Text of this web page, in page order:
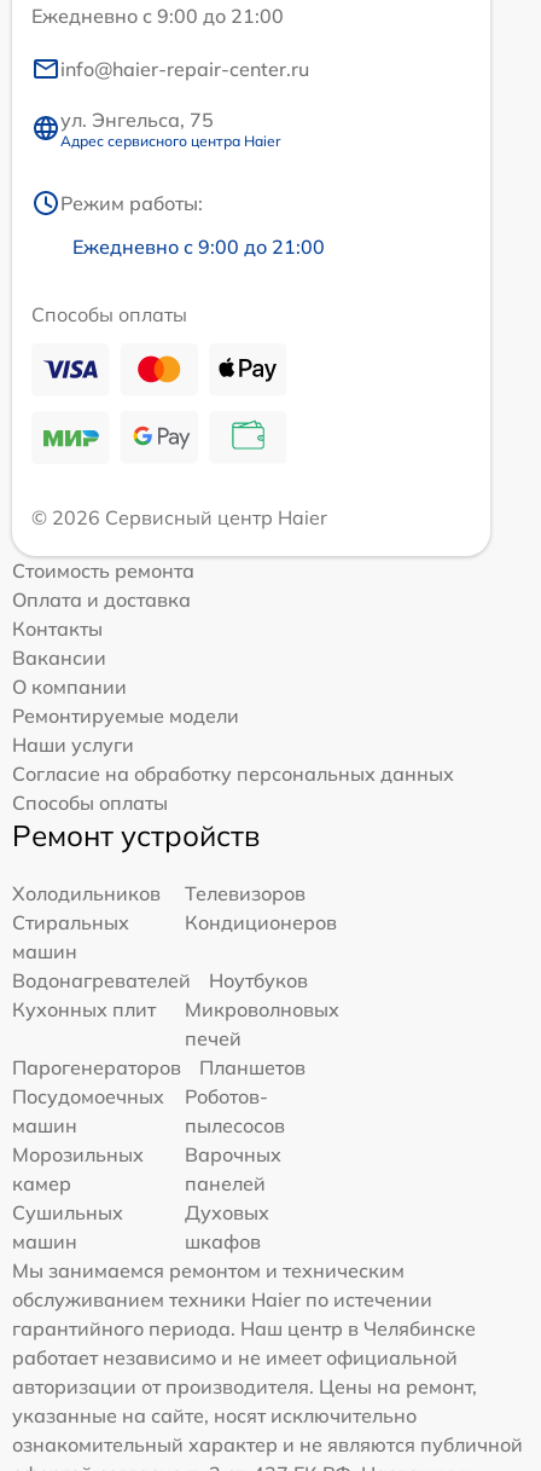
Ежедневно с 9:00 до 21:00
info@haier-repair-center.ru
ул. Энгельса, 75
Адрес сервисного центра Haier
Режим работы:
Ежедневно с 9:00 до 21:00
Способы оплаты
© 2026 Сервисный центр Haier
Стоимость ремонта
Оплата и доставка
Контакты
Вакансии
О компании
Ремонтируемые модели
Наши услуги
Согласие на обработку персональных данных
Способы оплаты
Ремонт устройств
Холодильников
Телевизоров
Стиральных
машин
Кондиционеров
Водонагревателей
Ноутбуков
Кухонных плит
Микроволновых
печей
Парогенераторов
Планшетов
Посудомоечных
машин
Роботов-
пылесосов
Морозильных
камер
Варочных
панелей
Сушильных
машин
Духовых
шкафов
Мы занимаемся ремонтом и техническим
обслуживанием техники Haier по истечении
гарантийного периода. Наш центр в Челябинске
работает независимо и не имеет официальной
авторизации от производителя. Цены на ремонт,
указанные на сайте, носят исключительно
ознакомительный характер и не являются публичной